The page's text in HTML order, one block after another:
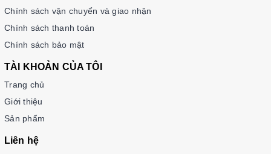
Chính sách vận chuyển và giao nhận
Chính sách thanh toán
Chính sách bảo mật
TÀI KHOẢN CỦA TÔI
Trang chủ
Giới thiệu
Sản phẩm
Liên hệ